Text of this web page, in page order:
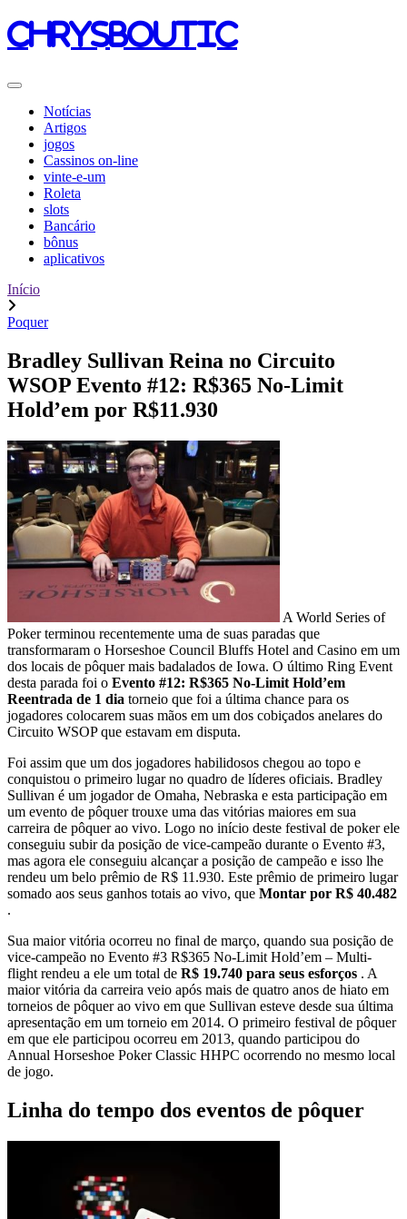
chrysboutic
Notícias
Artigos
jogos
Cassinos on-line
vinte-e-um
Roleta
slots
Bancário
bônus
aplicativos
Início
Poquer
Bradley Sullivan Reina no Circuito
WSOP Evento #12: R$365 No-Limit
Hold’em por R$11.930
A World Series of
Poker terminou recentemente uma de suas paradas que
transformaram o Horseshoe Council Bluffs Hotel and Casino em um
dos locais de pôquer mais badalados de Iowa. O último Ring Event
desta parada foi o Evento #12: R$365 No-Limit Hold’em
Reentrada de 1 dia torneio que foi a última chance para os
jogadores colocarem suas mãos em um dos cobiçados anelares do
Circuito WSOP que estavam em disputa.
Foi assim que um dos jogadores habilidosos chegou ao topo e
conquistou o primeiro lugar no quadro de líderes oficiais. Bradley
Sullivan é um jogador de Omaha, Nebraska e esta participação em
um evento de pôquer trouxe uma das vitórias maiores em sua
carreira de pôquer ao vivo. Logo no início deste festival de poker ele
conseguiu subir da posição de vice-campeão durante o Evento #3,
mas agora ele conseguiu alcançar a posição de campeão e isso lhe
rendeu um belo prêmio de R$ 11.930. Este prêmio de primeiro lugar
somado aos seus ganhos totais ao vivo, que Montar por R$ 40.482
.
Sua maior vitória ocorreu no final de março, quando sua posição de
vice-campeão no Evento #3 R$365 No-Limit Hold’em – Multi-
flight rendeu a ele um total de R$ 19.740 para seus esforços . A
maior vitória da carreira veio após mais de quatro anos de hiato em
torneios de pôquer ao vivo em que Sullivan esteve desde sua última
apresentação em um torneio em 2014. O primeiro festival de pôquer
em que ele participou ocorreu em 2013, quando participou do
Annual Horseshoe Poker Classic HHPC ocorrendo no mesmo local
de jogo.
Linha do tempo dos eventos de pôquer